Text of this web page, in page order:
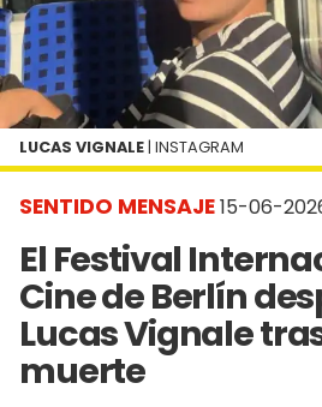
SENTIDO MENSAJE15-06-
El Festival
Cine de Berlín
Lucas Vignale
muerte
LUCAS VIGNALE | INSTAGRAM